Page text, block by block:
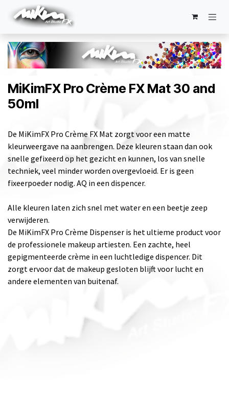
Overslaan naar inhoud
MiKimFX Pro Crème FX Mat 30 and
50ml
De MiKimFX Pro Crème FX Mat zorgt voor een matte
kleurweergave na aanbrengen. Deze kleuren staan dan ook
snelle gefixeerd op het gezicht en kunnen, los van snelle
techniek, veel minder worden overgevloeid. Er is geen
fixeerpoeder nodig. AQ in een dispencer.
Alle kleuren laten zich snel met water en een beetje zeep
verwijderen.
De MiKimFX Pro Crème Dispenser is het ultieme product voor
de professionele makeup artiesten. Een zachte, heel
gepigmenteerde crème in een luchtledige dispencer. Dit
zorgt ervoor dat de makeup gesloten blijft voor lucht en
andere elementen van buitenaf.